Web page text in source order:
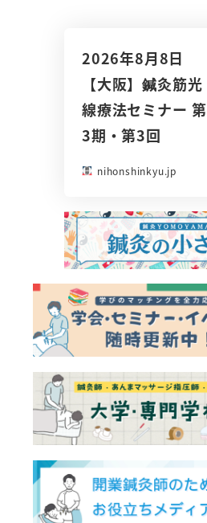
2026年8月8日
【大阪】鍼灸筋光
線療法セミナー 第
3期・第3回
nihonshinkyu.jp